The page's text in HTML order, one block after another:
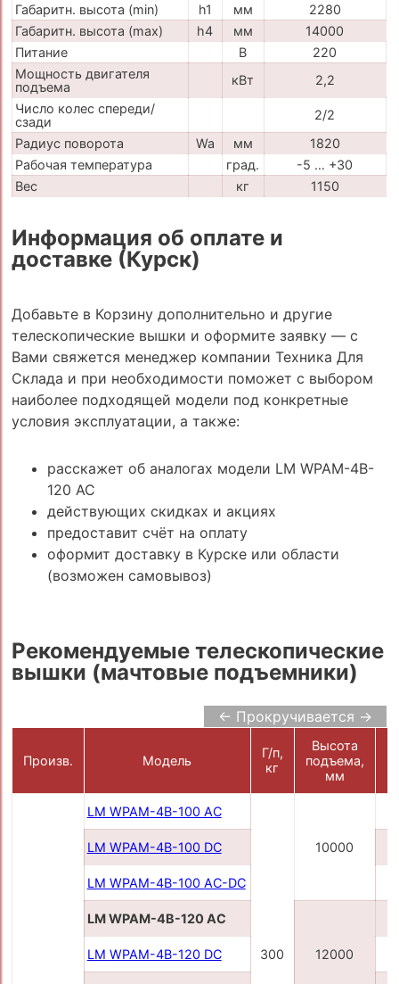
Габаритн. высота (min)
h1 мм
2280
Габаритн. высота (max)
h4 мм
14000
Питание
В
220
Мощность двигателя
подъема
кВт
2,2
Число колес спереди/
сзади
2/2
Радиус поворота
Wa мм
1820
Рабочая температура
град.
-5 … +30
Вес
кг 1150
Информация об оплате и
доставке (Курск)
Добавьте в Корзину дополнительно и другие
телескопические вышки и оформите заявку — с
Вами свяжется менеджер компании Техника Для
Склада и при необходимости поможет с выбором
наиболее подходящей модели под конкретные
условия эксплуатации, а также:
расскажет об аналогах модели LM WPAM-4B-
120 AC
действующих скидках и акциях
предоставит счёт на оплату
оформит доставку в Курске или области
(возможен самовывоз)
Рекомендуемые телескопические
вышки (мачтовые подъемники)
← Прокручивается →
Произв. Модель
Г/п,
кг
Высота
подъема,
мм
LM WPAM-4B-100 AC
300
10000
LM WPAM-4B-100 DC
LM WPAM-4B-100 AC-DC
LM WPAM-4B-120 AC
12000
LM WPAM-4B-120 DC